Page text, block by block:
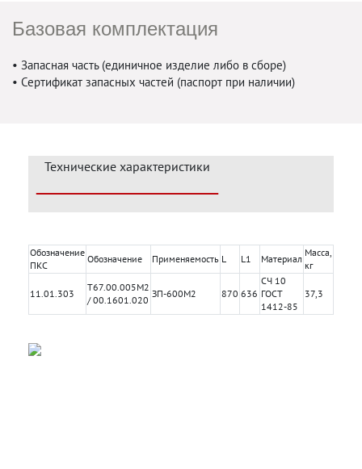
Базовая комплектация
• Запасная часть (единичное изделие либо в сборе)
• Сертификат запасных частей (паспорт при наличии)
Технические характеристики
Обозначение
ПКС
Обозначение Применяемость L L1 Материал
Масса,
кг
11.01.303
Т67.00.005М2
/ 00.1601.020
ЗП-600М2 870 636
СЧ 10
ГОСТ
1412-85
37,3